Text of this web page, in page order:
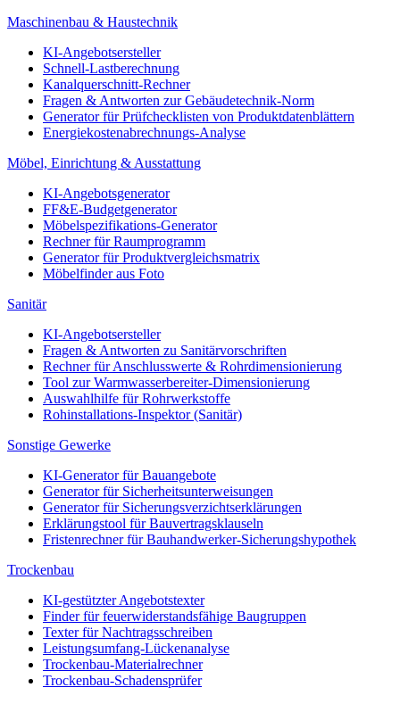
Maschinenbau & Haustechnik
KI-Angebotsersteller
Schnell-Lastberechnung
Kanalquerschnitt-Rechner
Fragen & Antworten zur Gebäudetechnik-Norm
Generator für Prüfchecklisten von Produktdatenblättern
Energiekostenabrechnungs-Analyse
Möbel, Einrichtung & Ausstattung
KI-Angebotsgenerator
FF&E-Budgetgenerator
Möbelspezifikations-Generator
Rechner für Raumprogramm
Generator für Produktvergleichsmatrix
Möbelfinder aus Foto
Sanitär
KI-Angebotsersteller
Fragen & Antworten zu Sanitärvorschriften
Rechner für Anschlusswerte & Rohrdimensionierung
Tool zur Warmwasserbereiter-Dimensionierung
Auswahlhilfe für Rohrwerkstoffe
Rohinstallations-Inspektor (Sanitär)
Sonstige Gewerke
KI-Generator für Bauangebote
Generator für Sicherheitsunterweisungen
Generator für Sicherungsverzichtserklärungen
Erklärungstool für Bauvertragsklauseln
Fristenrechner für Bauhandwerker-Sicherungshypothek
Trockenbau
KI-gestützter Angebotstexter
Finder für feuerwiderstandsfähige Baugruppen
Texter für Nachtragsschreiben
Leistungsumfang-Lückenanalyse
Trockenbau-Materialrechner
Trockenbau-Schadensprüfer